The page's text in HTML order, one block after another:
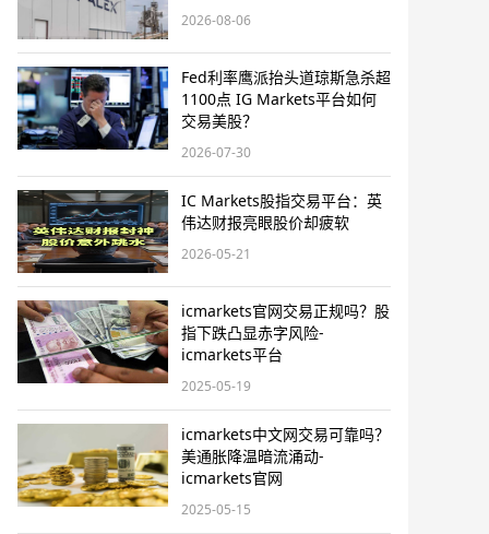
2026-08-06
Fed利率鹰派抬头道琼斯急杀超
1100点 IG Markets平台如何
交易美股？
2026-07-30
IC Markets股指交易平台：英
伟达财报亮眼股价却疲软
2026-05-21
icmarkets官网交易正规吗？股
指下跌凸显赤字风险-
icmarkets平台
2025-05-19
icmarkets中文网交易可靠吗？
美通胀降温暗流涌动-
icmarkets官网
2025-05-15